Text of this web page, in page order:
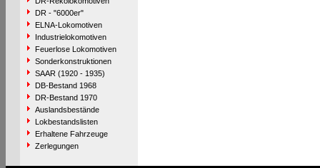
DR - "6000er"
ELNA-Lokomotiven
Industrielokomotiven
Feuerlose Lokomotiven
Sonderkonstruktionen
SAAR (1920 - 1935)
DB-Bestand 1968
DR-Bestand 1970
Auslandsbestände
Lokbestandslisten
Erhaltene Fahrzeuge
Zerlegungen